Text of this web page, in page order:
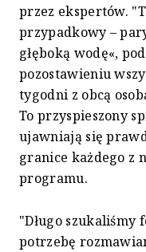
przez ekspertów.
przypadkowy –
głęboką wodę«,
pozostawieniu
tygodni z obcą
To przyspieszony
ujawniają się
granice każdego z
programu.
"Długo
potrzebę